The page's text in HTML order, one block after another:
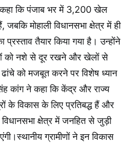
कि पंजाब भर में 3,200 खेल
मोहाली विधानसभा क्षेत्र में ही
तैयार किया गया है। उन्होंने
को नशे से दूर रखने और खेलों से
को मजबूत करने पर विशेष ध्यान
कांग ने कहा कि केंद्र और राज्य
के विकास के लिए प्रतिबद्ध हैं और
क्षेत्र में जनहित से जुड़ी
ग्रामीणों ने इन विकास